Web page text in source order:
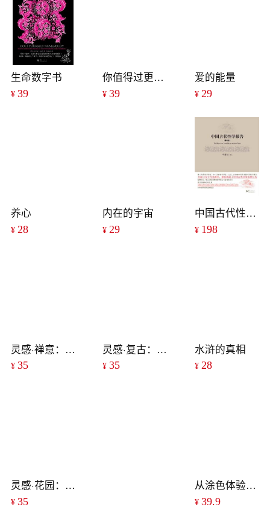
生命数字书
¥ 39
你值得过更好的生活Ⅱ
¥39
爱的能量
¥ 29
养心
¥ 28
内在的宇宙
¥ 29
中国古代性学报告（增补版）（精装）
¥ 198
灵感·禅意：50款曼陀罗图案减压涂绘本
¥ 35
灵感·复古：50款复古图案减压涂绘本
¥35
水浒的真相
¥ 28
灵感·花园：50款花园图案减压涂绘本
¥ 35
从涂色体验自然风情：丛林探险
¥ 39.9